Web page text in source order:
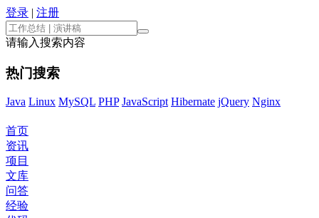
登录 | 注册
请输入搜索内容
热门搜索
Java Linux MySQL PHP JavaScript Hibernate jQuery Nginx
首页
资讯
项目
文库
问答
经验